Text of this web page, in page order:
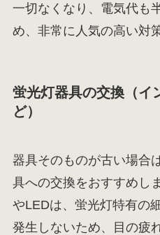
一切なくなり、電気代も
め、非常に人気の高い対
蛍光灯器具の交換（イ
ど）
器具そのものが古い場合
具への交換をおすすめし
やLEDは、蛍光灯特有の
発生しないため、目の疲